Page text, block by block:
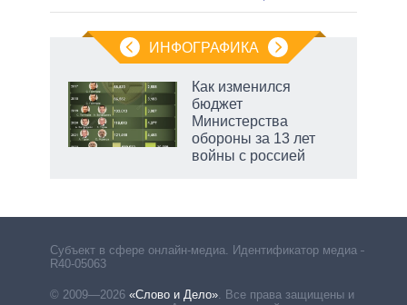
ИНФОГРАФИКА
Как изменился
бюджет
Министерства
обороны за 13 лет
войны с россией
Субъект в сфере онлайн-медиа. Идентификатор медиа –
R40-05063
© 2009—2026 «Слово и Дело»
Все права защищены и